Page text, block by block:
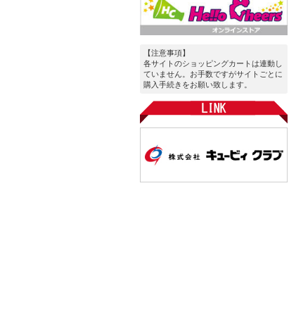
【注意事項】
各サイトのショッピングカートは連動し
ていません。お手数ですがサイトごとに
購入手続きをお願い致します。